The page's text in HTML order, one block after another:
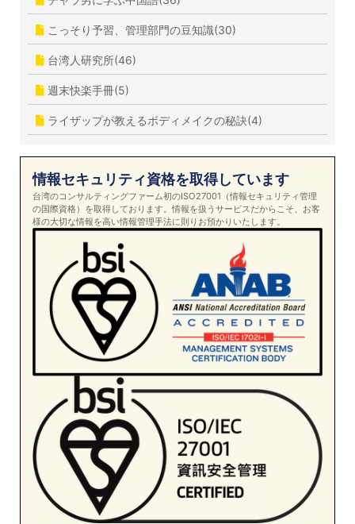
こっそり予習、管理部門の豆知識(30)
台湾人研究所(46)
週末快楽手冊(5)
ライザップが教えるボディメイクの秘訣(4)
情報セキュリティ資格を取得しています
台湾のコンサルティングファーム初のISO27001（情報セキュリティ管理
の国際資格）を取得しております。情報を扱うサービスだからこそ、お客
様の大切な情報を高い情報管理手法に則りお預かりいたします。